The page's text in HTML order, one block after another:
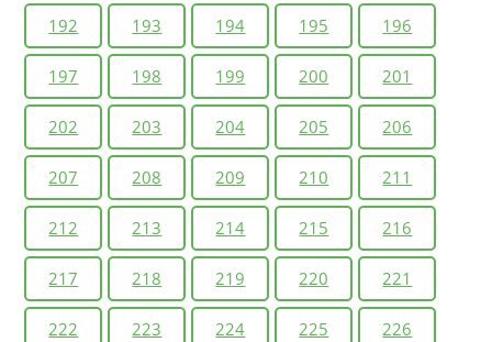
192 193 194 195 196
197 198 199 200 201
202 203 204 205 206
207 208 209 210 211
212 213 214 215 216
217 218 219 220 221
222 223 224 225 226